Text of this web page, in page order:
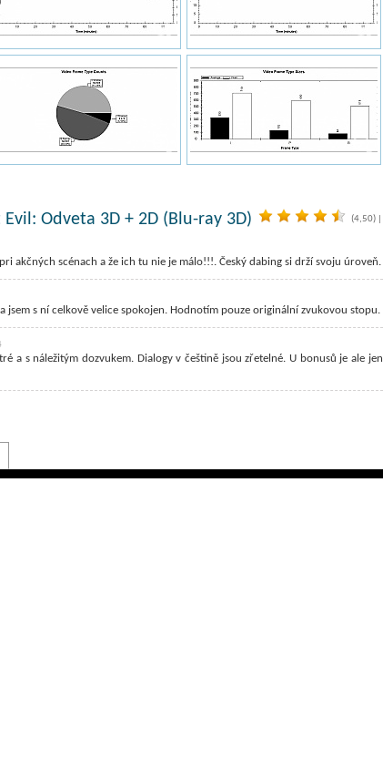
Odveta 3D + 2D (Blu-ray 3D) (4,50)|
akčných scénach a že ich tu nie je málo!!!. Český dabing si drží svoju úroveň.
jsem s ní celkově velice spokojen. Hodnotím pouze originální zvukovou stopu.
a s náležitým dozvukem. Dialogy v češtině jsou zřetelné. U bonusů je ale jen